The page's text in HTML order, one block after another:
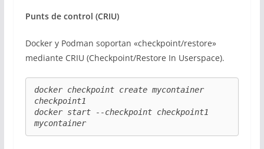
Punts de control (CRIU)
Docker y Podman soportan «checkpoint/restore»
mediante CRIU (Checkpoint/Restore In Userspace).
docker checkpoint create mycontainer
checkpoint1
docker start --checkpoint checkpoint1
mycontainer